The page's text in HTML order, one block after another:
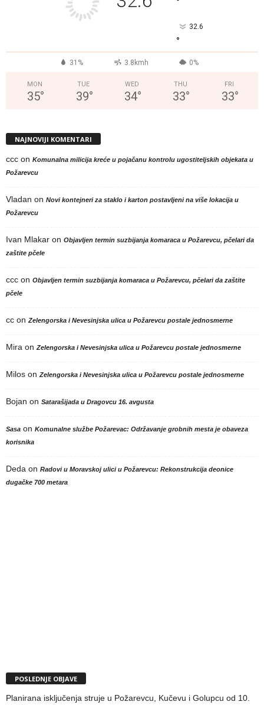
32.6
°
31% 3.8kmh 0%
MON
35°
TUE
39°
WED
34°
THU
33°
FRI
33°
NAJNOVIJI KOMENTARI
ccc on Komunalna milicija kreće u pojačanu kontrolu ugostiteljskih objekata u
Požarevcu
Vladan on Novi kontejneri za staklo i karton postavljeni na više lokacija u
Požarevcu
Ivan Mlakar on Objavljen termin suzbijanja komaraca u Požarevcu, pčelari da
zaštite pčele
ccc on Objavljen termin suzbijanja komaraca u Požarevcu, pčelari da zaštite
pčele
cc on Zelengorska i Nevesinjska ulica u Požarevcu postale jednosmerne
Mira on Zelengorska i Nevesinjska ulica u Požarevcu postale jednosmerne
Milos on Zelengorska i Nevesinjska ulica u Požarevcu postale jednosmerne
Bojan on Satarašijada u Dragovcu 16. avgusta
Sasa on Komunalne službe Požarevac: Održavanje grobnih mesta je obaveza
korisnika
Deda on Radovi u Moravskoj ulici u Požarevcu: Rekonstrukcija deonice
dugačke 700 metara
POSLEDNJE OBJAVE
Planirana isključenja struje u Požarevcu, Kučevu i Golupcu od 10.